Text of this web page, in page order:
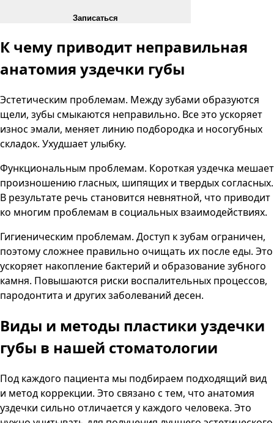
Записаться
К чему приводит неправильная
анатомия уздечки губы
Эстетическим проблемам. Между зубами образуются
щели, зубы смыкаются неправильно. Все это ускоряет
износ эмали, меняет линию подбородка и носогубных
складок. Ухудшает улыбку.
Функциональным проблемам. Короткая уздечка мешает
произношению гласных, шипящих и твердых согласных.
В результате речь становится невнятной, что приводит
ко многим проблемам в социальных взаимодействиях.
Гигиеническим проблемам. Доступ к зубам ограничен,
поэтому сложнее правильно очищать их после еды. Это
ускоряет накопление бактерий и образование зубного
камня. Повышаются риски воспалительных процессов,
пародонтита и других заболеваний десен.
Виды и методы пластики уздечки
губы в нашей стоматологии
Под каждого пациента мы подбираем подходящий вид
и метод коррекции. Это связано с тем, что анатомия
уздечки сильно отличается у каждого человека. Это